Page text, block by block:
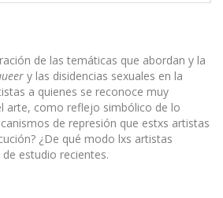
de las temáticas que abordan y la
y las disidencias sexuales en la
a quienes se reconoce muy
arte, como reflejo simbólico de lo
de represión que estxs artistas
¿De qué modo lxs artistas
estudio recientes.